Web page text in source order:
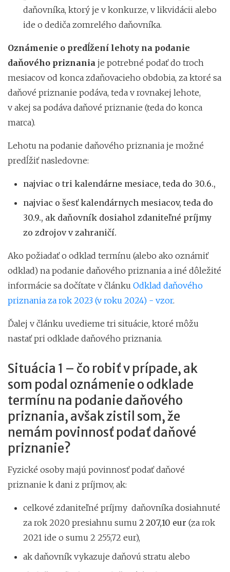
daňovníka, ktorý je v konkurze, v likvidácii alebo
ide o dediča zomrelého daňovníka.
Oznámenie o predĺžení lehoty na podanie
daňového priznania je potrebné podať do troch
mesiacov od konca zdaňovacieho obdobia, za ktoré sa
daňové priznanie podáva, teda v rovnakej lehote,
v akej sa podáva daňové priznanie (teda do konca
marca).
Lehotu na podanie daňového priznania je možné
predĺžiť nasledovne:
najviac o tri kalendárne mesiace, teda do 30.6.,
najviac o šesť kalendárnych mesiacov, teda do
30.9., ak daňovník dosiahol zdaniteľné príjmy
zo zdrojov v zahraničí.
Ako požiadať o odklad termínu (alebo ako oznámiť
odklad) na podanie daňového priznania a iné dôležité
informácie sa dočítate v článku Odklad daňového
priznania za rok 2023 (v roku 2024) - vzor.
Ďalej v článku uvedieme tri situácie, ktoré môžu
nastať pri odklade daňového priznania.
Situácia 1 – čo robiť v prípade, ak
som podal oznámenie o odklade
termínu na podanie daňového
priznania, avšak zistil som, že
nemám povinnosť podať daňové
priznanie?
Fyzické osoby majú povinnosť podať daňové
priznanie k dani z príjmov, ak:
celkové zdaniteľné príjmy daňovníka dosiahnuté
za rok 2020 presiahnu sumu 2 207,10 eur (za rok
2021 ide o sumu 2 255,72 eur),
ak daňovník vykazuje daňovú stratu alebo